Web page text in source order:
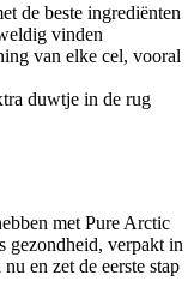
de beste ingrediënten
vinden
van elke cel, vooral
duwtje in de rug
met Pure Arctic
gezondheid, verpakt in
en zet de eerste stap